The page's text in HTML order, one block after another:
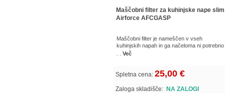
Maščobni filter za kuhinjske nape slim
Airforce AFCGASP
Maščobni filter je nameščen v vseh
kuhinjskih napah in ga načeloma ni potrebno
Več
Spletna cena: 25,00 €
Zaloga skladišče: NA ZALOGI